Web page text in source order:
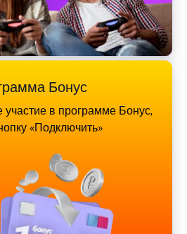
Бонус
участие в программе Бонус,
«Подключить»